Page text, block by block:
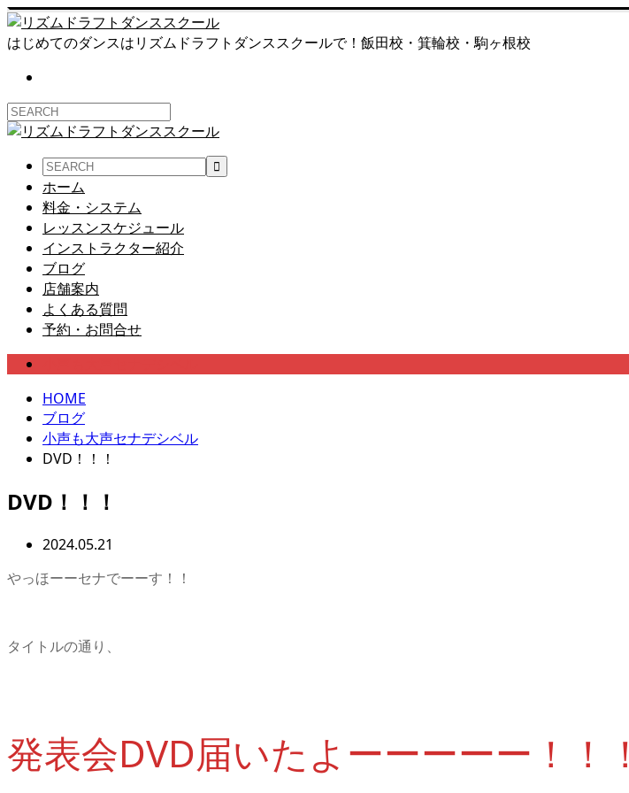
はじめてのダンスはリズムドラフトダンススクールで！飯田校・箕輪校・駒ヶ根校
ホーム
料金・システム
レッスンスケジュール
インストラクター紹介
ブログ
店舗案内
よくある質問
予約・お問合せ
HOME
ブログ
小声も大声セナデシベル
DVD！！！
DVD！！！
2024.05.21
やっほーーセナでーーす！！
タイトルの通り、
発表会DVD届いたよーーーーー！！！